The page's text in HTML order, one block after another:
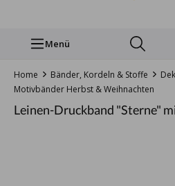
Menü
Home Bänder, Kordeln & Stoffe
Motivbänder Herbst & Weihnachten
Leinen-Druckband "Sterne"